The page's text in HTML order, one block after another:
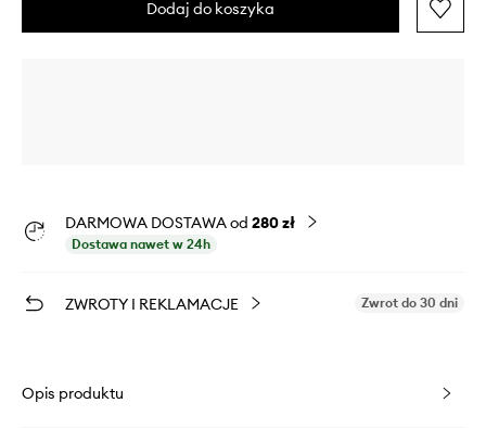
Dodaj do koszyka
DARMOWA DOSTAWA od 280 zł
Dostawa nawet w 24h
ZWROTY I REKLAMACJE Zwrot do 30 dni
Opis produktu